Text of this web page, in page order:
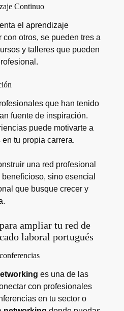
Continuo
el aprendizaje
otros, se pueden tres a
y talleres que pueden
que han tenido
fuente de inspiración.
puede motivarte a
tu propia carrera.
una red profesional
sino esencial
que busque crecer y
ampliar tu red de
laboral portugués
es una de las
con profesionales
en tu sector o